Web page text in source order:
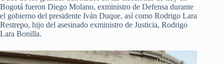
Bogotá fueron Diego Molano, exministro de Defensa durante
el gobierno del presidente Iván Duque, así como Rodrigo Lara
Restrepo, hijo del asesinado exministro de Justicia, Rodrigo
Lara Bonilla.